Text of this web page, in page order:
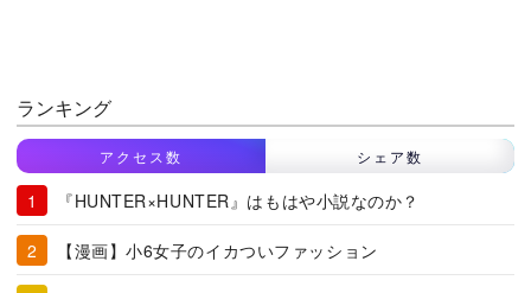
ランキング
アクセス数 シェア数
『HUNTER×HUNTER』はもはや小説なのか？
【漫画】小6女子のイカついファッション